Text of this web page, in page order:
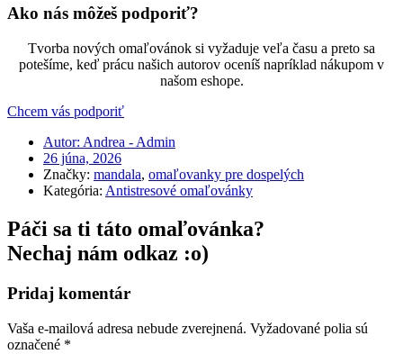
Ako nás môžeš podporiť?
Tvorba nových omaľovánok si vyžaduje veľa času a preto sa
potešíme, keď prácu našich autorov oceníš napríklad nákupom v
našom eshope.
Chcem vás podporiť
Autor: Andrea - Admin
26 júna, 2026
Značky: mandala, omaľovanky pre dospelých
Kategória: Antistresové omaľovánky
Páči sa ti táto omaľovánka?
Nechaj nám odkaz :o)
Pridaj komentár
Vaša e-mailová adresa nebude zverejnená. Vyžadované polia sú
označené *